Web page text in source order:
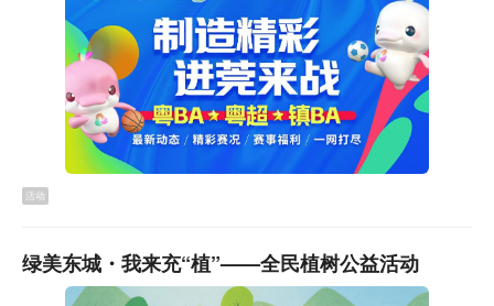
活动
绿美东城・我来充“植”——全民植树公益活动